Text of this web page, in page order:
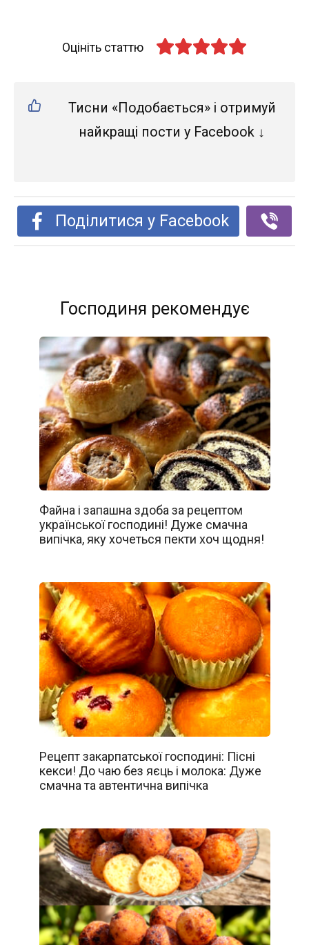
Оцініть статтю
Тисни «Подобається» і отримуй
найкращі пости у Facebook ↓
Поділитися у Facebook
Господиня рекомендує
Файна і запашна здоба за рецептом
української господині! Дуже смачна
випічка, яку хочеться пекти хоч щодня!
Рецепт закарпатської господині: Пісні
кекси! До чаю без яєць і молока: Дуже
смачна та автентична випічка